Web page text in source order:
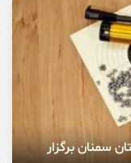
سمنان برگزار